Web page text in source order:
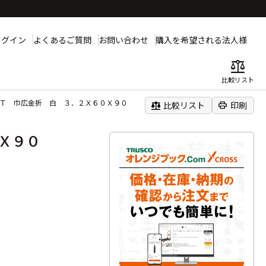
イン よくあるご質問 お問い合わせ 購入を希望される法人様
balance
比較リスト
Ｔ 巾広金折 白 ３．２Ｘ６０Ｘ９０ balance 比較リスト print 印刷
９０